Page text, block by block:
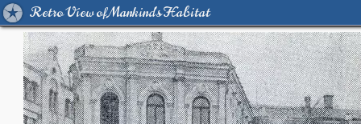
Retro View of Mankind's Habitat